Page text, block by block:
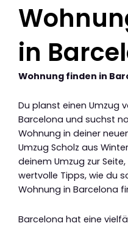
in
Wohnung finden in
Du planst einen Umzug
Barcelona und suchst
Wohnung in deiner
Umzug Scholz aus
deinem Umzug zur
wertvolle Tipps, wie du
Wohnung in Barcelona
Barcelona hat eine